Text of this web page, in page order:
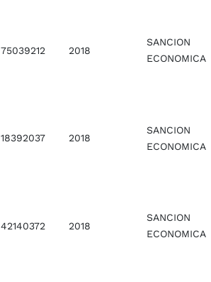
75039212 2018
SANCION
ECONOMICA
18392037 2018
SANCION
ECONOMICA
42140372 2018
SANCION
ECONOMICA